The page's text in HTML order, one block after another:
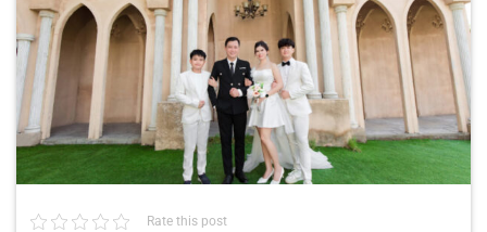
Rate this post